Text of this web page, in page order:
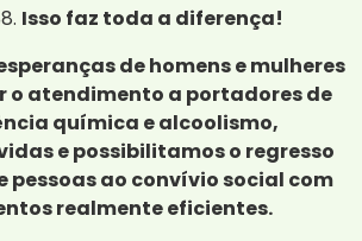
Isso faz toda a diferença!
de homens e mulheres
o atendimento a portadores de
química e alcoolismo,
e possibilitamos o regresso
pessoas ao convívio social com
realmente eficientes.